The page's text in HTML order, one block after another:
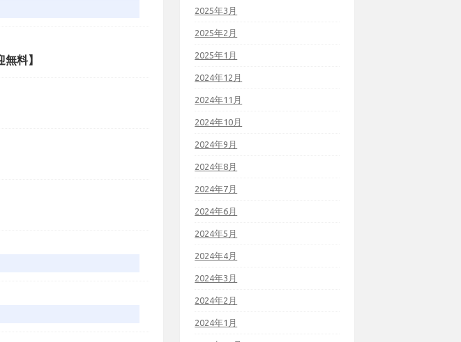
料】
2025年3月
2025年2月
2025年1月
2024年12月
2024年11月
2024年10月
2024年9月
2024年8月
2024年7月
2024年6月
2024年5月
2024年4月
2024年3月
2024年2月
2024年1月